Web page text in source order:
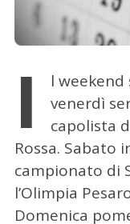
I
l
venerdì
capolista
Rossa. Sabato
campionato di
l’Olimpia
Domenica